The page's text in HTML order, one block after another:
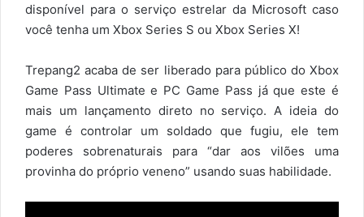
disponível para o serviço estrelar da Microsoft caso
você tenha um Xbox Series S ou Xbox Series X!
Trepang2 acaba de ser liberado para público do Xbox
Game Pass Ultimate e PC Game Pass já que este é
mais um lançamento direto no serviço. A ideia do
game é controlar um soldado que fugiu, ele tem
poderes sobrenaturais para “dar aos vilões uma
provinha do próprio veneno” usando suas habilidade.